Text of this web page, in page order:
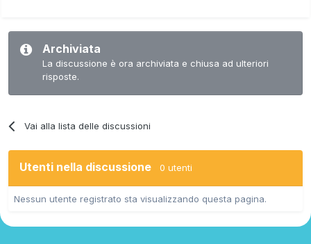
Archiviata
La discussione è ora archiviata e chiusa ad ulteriori
risposte.
Vai alla lista delle discussioni
Utenti nella discussione 0 utenti
Nessun utente registrato sta visualizzando questa pagina.